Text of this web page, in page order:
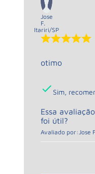
Jose
F.
Itariri/SP
otimo
Sim,
Essa avaliação
foi útil?
Avaliado por:Jose